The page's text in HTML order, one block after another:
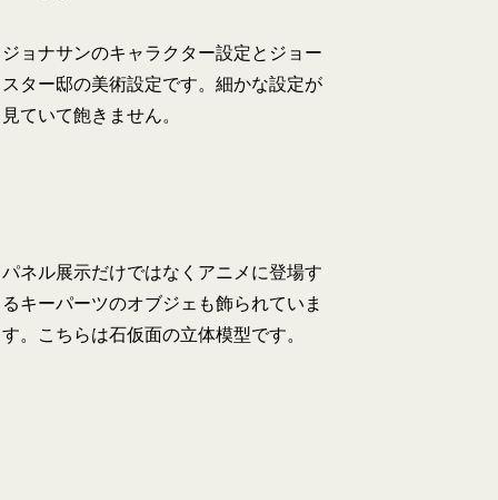
ジョナサンのキャラクター設定とジョー
スター邸の美術設定です。細かな設定が
見ていて飽きません。
パネル展示だけではなくアニメに登場す
るキーパーツのオブジェも飾られていま
す。こちらは石仮面の立体模型です。